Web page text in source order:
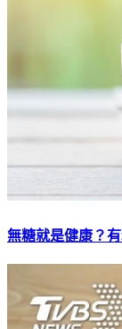
無糖就是健康？